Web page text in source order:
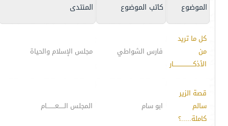
الموضوع كاتب الموضوع المنتدى
كل ما تريد
من
الأذكـــــــــــــــــــار
فارس الشواطي مجلس الإسلام والحياة
قصة الزير
سالم
كاملة.....؟
ابو سام المجلس الـــــعــــــــام